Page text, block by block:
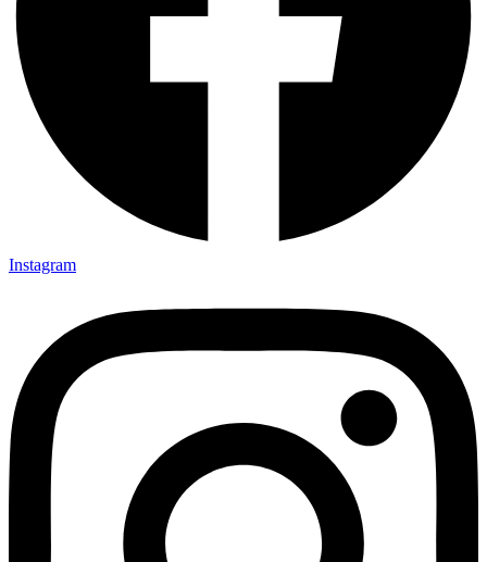
Instagram